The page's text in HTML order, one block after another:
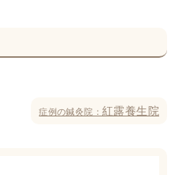
症例の鍼灸院： 紅露養生院